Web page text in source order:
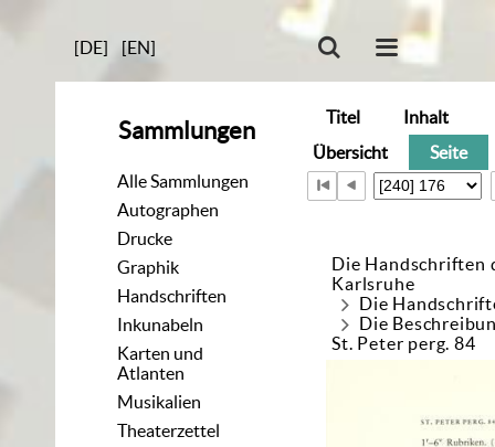
[DE] [EN]
Sammlungen
Alle Sammlungen
Autographen
Drucke
Graphik
Handschriften
Inkunabeln
Karten und
Atlanten
Musikalien
Theaterzettel
Titel
Inhalt
Übersicht
Seite
Die Handschriften
Karlsruhe
Die
Die
St. Peter perg. 84